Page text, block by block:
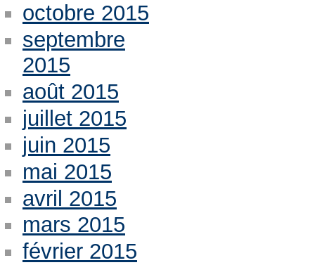
octobre 2015
septembre
2015
août 2015
juillet 2015
juin 2015
mai 2015
avril 2015
mars 2015
février 2015